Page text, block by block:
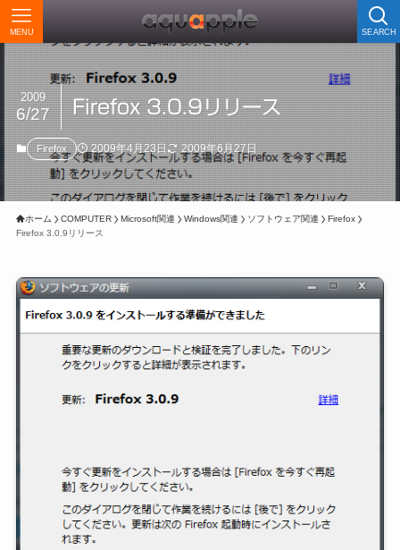
SEARCH
MENU
Firefox 3.0.9リリース
2009
6/27
Firefox 2009年4月23日 2009年6月27日
ホーム COMPUTER Microsoft関連 Windows関連 ソフトウェア関連
Firefox
Firefox 3.0.9リリース